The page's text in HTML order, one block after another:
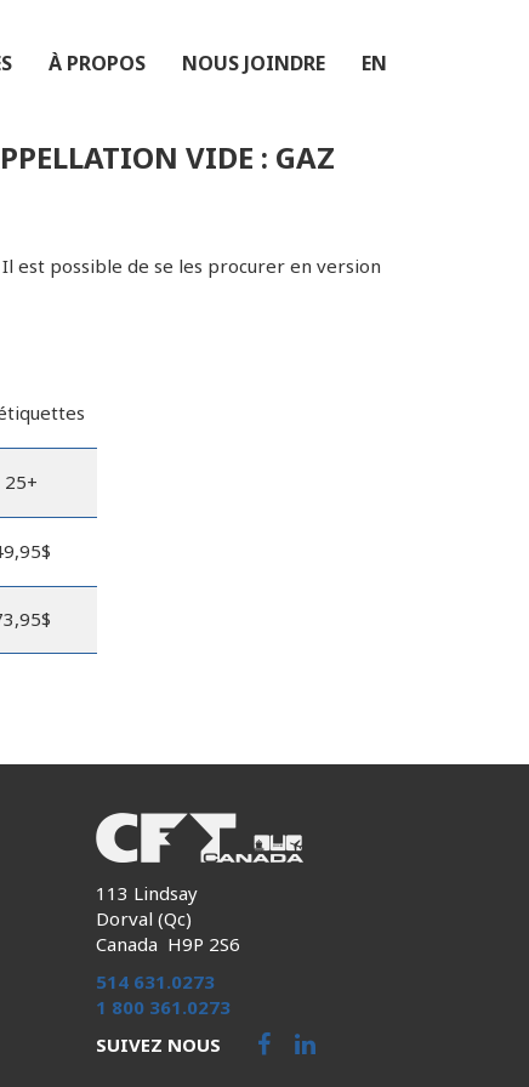
À PROPOS NOUS JOINDRE EN
VIDE : GAZ
est possible de se les procurer en version
25+
113 Lindsay
Dorval (Qc)
Canada H9P 2S6
514 631.0273
1 800 361.0273
SUIVEZ NOUS